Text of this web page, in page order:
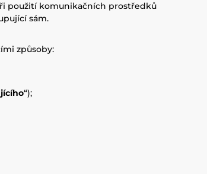
použití komunikačních prostředků
sám.
způsoby:
“);